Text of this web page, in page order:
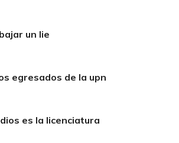
un lie
egresados de la upn
es la licenciatura